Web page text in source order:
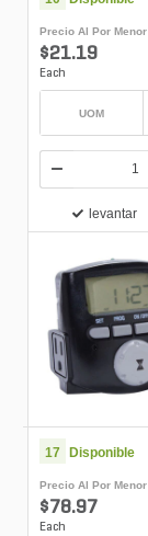
Precio Al Por Menor
$21.19
Each
UOM
levantar
17 Disponible
Precio Al Por Menor
$78.97
Each